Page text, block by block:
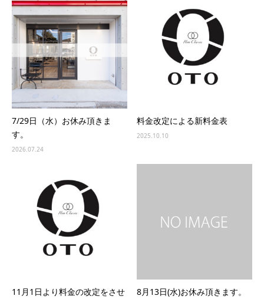
7/29日（水）お休み頂きま
す。
2026.07.24
料金改定による新料金表
2025.10.10
11月1日より料金の改定をさせ
8月13日(水)お休み頂きます。